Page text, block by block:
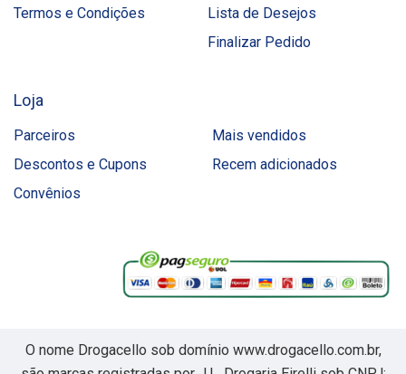
Termos e Condições
Lista de Desejos
Finalizar Pedido
Loja
Parceiros
Mais vendidos
Descontos e Cupons
Recem adicionados
Convênios
O nome Drogacello sob domínio www.drogacello.com.br,